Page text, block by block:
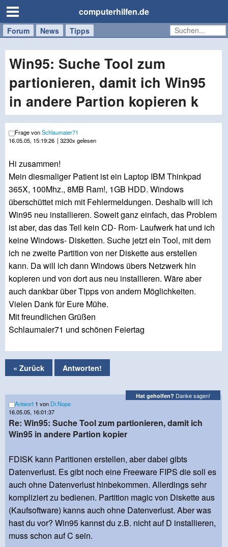
computerhilfen.de
Forum News Tipps
Handy
Tablet
Windows
Mac
Win95: Suche Tool zum
partionieren, damit ich Win95
in andere Partion kopieren k
Frage vonSchlaumaier71
16.05.05, 15:19:26 | 3230x gelesen
Hi zusammen!
Mein diesmaliger Patient ist ein Laptop IBM Thinkpad
365X, 100Mhz., 8MB Ram!, 1GB HDD. Windows
überschüttet mich mit Fehlermeldungen. Deshalb will ich
Win95 neu installieren. Soweit ganz einfach, das Problem
ist aber, das das Teil kein CD- Rom- Laufwerk hat und ich
keine Windows- Disketten. Suche jetzt ein Tool, mit dem
ich ne zweite Partition von ner Diskette aus erstellen
kann. Da will ich dann Windows übers Netzwerk hin
kopieren und von dort aus neu installieren. Wäre aber
auch dankbar über Tipps von andern Möglichkeiten.
Vielen Dank für Eure Mühe.
Mit freundlichen Grüßen
Schlaumaier71 und schönen Feiertag
« Zurück Antworten!
Hat geholfen? Danke sagen!
Antwort 1 von Dr.Nope
16.05.05, 16:01:37
Re: Win95: Suche Tool zum partionieren, damit ich
Win95 in andere Partion kopier
FDISK kann Paritionen erstellen, aber dabei gibts
Datenverlust. Es gibt noch eine Freeware FIPS die soll es
auch ohne Datenverlust hinbekommen. Allerdings sehr
kompliziert zu bedienen. Partition magic von Diskette aus
(Kaufsoftware) kanns auch ohne Datenverlust. Aber was
hast du vor? Win95 kannst du z.B. nicht auf D installieren,
muss schon auf C sein.